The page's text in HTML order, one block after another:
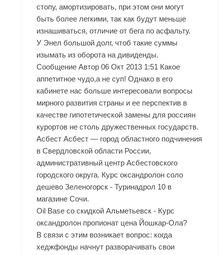
стопу, амортизировать, при этом они могут
быть более легкими, так как будут меньше
изнашиваться, отличие от бега по асфальту.
У Энел большой долг, чтоб такие суммы
изымать из оборота на дивиденды.
Сообщение Автор 06 Окт 2013 1:51 Какое
аппетитное чудо,а не суп! Однако в его
кабинете нас больше интересовали вопросы
мирного развития страны и ее перспектив в
качестве гипотетической замены для россиян
курортов не столь дружественных государств.
Асбест Асбест — город областного подчинения
в Свердловской области России,
административный центр Асбестовского
городского округа. Курс оксандролон соло
дешево Зеленогорск - Туринадрол 10 в
магазине Сочи.
Oil Base со скидкой Альметьевск - Курс
оксандролон пропионат цена Йошкар-Ола?
В связи с этим возникает вопрос: когда
хеджфонды начнут разворачивать свои